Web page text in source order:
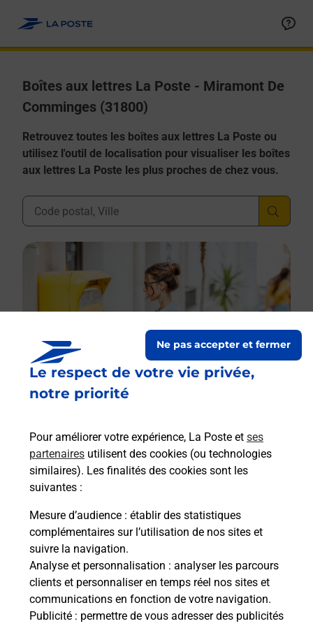
Le respect de votre vie privée,
notre priorité
Pour améliorer votre expérience, La Poste et ses
partenaires utilisent des cookies (ou technologies
similaires). Les finalités des cookies sont les
suivantes :
Mesure d’audience : établir des statistiques
complémentaires sur l’utilisation de nos sites et
suivre la navigation.
Analyse et personnalisation : analyser les parcours
clients et personnaliser en temps réel nos sites et
communications en fonction de votre navigation.
Publicité : permettre de vous adresser des publicités
Ne pas accepter et fermer
Boîtes aux lettres La Poste - Miramont De
Comminges (31800)
Retrouvez toutes les boîtes aux lettres La Poste ou
utilisez l'outil de localisation pour visualiser les boîtes
aux lettres La Poste les plus proches de chez vous.
Ville, Département, Code Postal
Boîte aux lettres La Poste
Prochaine collecte du courriervendredi
09h00
42 Rue De Verdun
31800
Miramont De Comminges
Itinéraire
Le lien s'ouvre dans un nouvel onglet